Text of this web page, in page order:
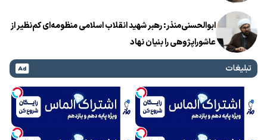
ابوالحسنی‌منذر: رهبر شهید انقلاب اسلامی منظومه‌ای کم‌نظیر از
عاشوراپژوهی را بنیان نهاد
تبلیغات